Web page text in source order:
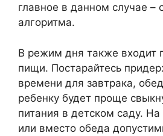
главное в данном случае –
алгоритма.
В режим дня также входит
пищи. Постарайтесь
времени для завтрака,
ребенку будет проще
питания в детском саду.
или вместо обеда